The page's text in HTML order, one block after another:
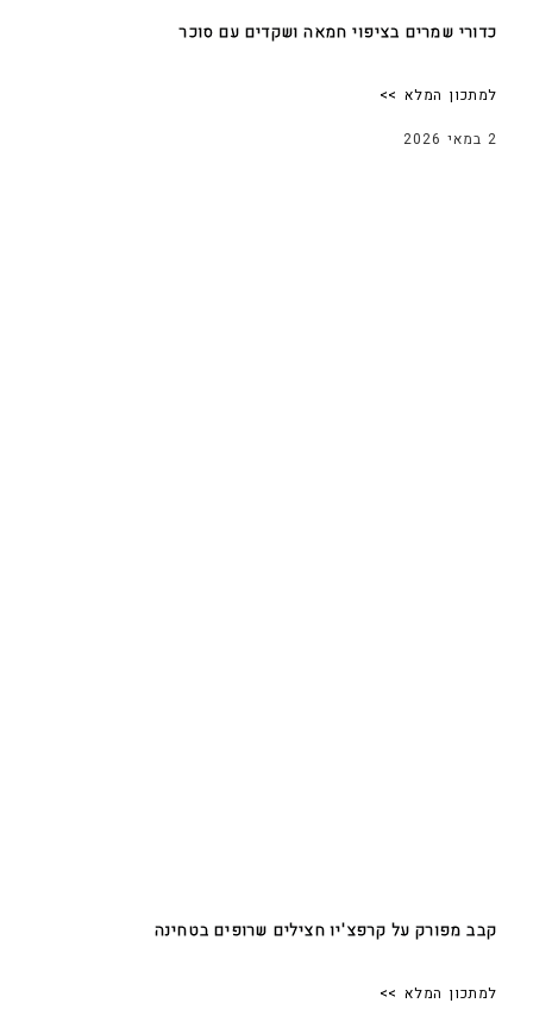
כדורי שמרים בציפוי חמאה ושקדים עם סוכר
למתכון המלא >>
2 במאי 2026
קבב מפורק על קרפצ'יו חצילים שרופים בטחינה
למתכון המלא >>